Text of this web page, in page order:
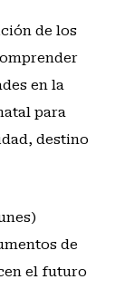
de los
en la
para
destino
de
el futuro